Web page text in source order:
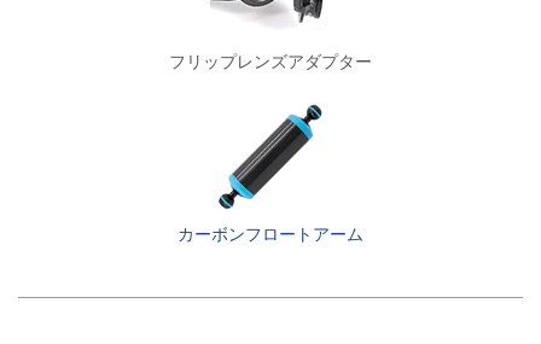
フリップレンズアダプター
カーボンフロートアーム